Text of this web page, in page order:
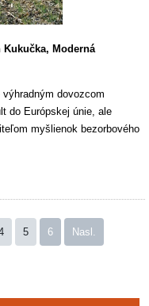
Kukučka, Moderná
dovozcom
do Európskej únie, ale
myšlienok bezorbového
5 6 Nasl.